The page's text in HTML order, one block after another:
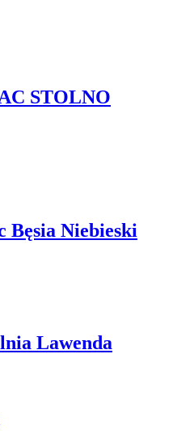
STOLNO
Bęsia Niebieski
Lawenda